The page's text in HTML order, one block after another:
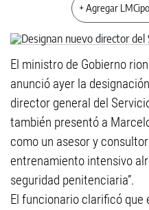
+ Agregar
El ministro de Gobierno
anunció ayer la
director general del
también presentó a
como un asesor y
entrenamiento intensivo
seguridad penitenciaria”.
El funcionario clarificó que